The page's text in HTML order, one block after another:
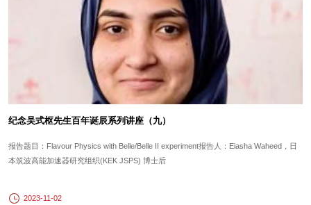
纪念吴式枢先生百年诞辰系列讲座（九）
报告题目：Flavour Physics with Belle/Belle II experiment报告人：Eiasha Waheed，日
本筑波高能加速器研究组织(KEK JSPS) 博士后
2023-11-02